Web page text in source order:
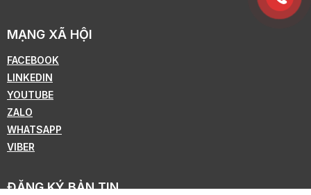
MẠNG XÃ HỘI
FACEBOOK
LINKEDIN
YOUTUBE
ZALO
WHATSAPP
VIBER
ĐĂNG KÝ BẢN TIN